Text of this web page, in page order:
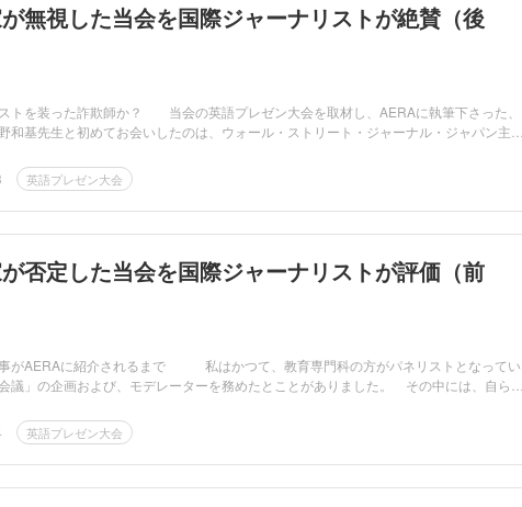
無視した当会を国際ジャーナリストが絶賛（後
トを装った詐欺師か？ 当会の英語プレゼン大会を取材し、AERAに執筆下さった、
和基先生と初めてお会いしたのは、ウォール・ストリート・ジャーナル・ジャパン主催
英語プレゼン大会
否定した当会を国際ジャーナリストが評価（前
がAERAに紹介されるまで 私はかつて、教育専門科の方がパネリストとなってい
議」の企画および、モデレーターを務めたとことがありました。 その中には、自ら
英語プレゼン大会